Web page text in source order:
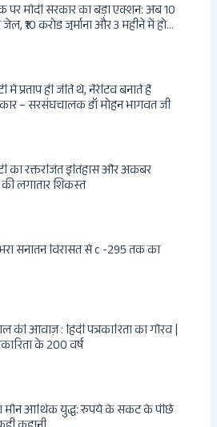
पर मोदी सरकार का बड़ा एक्शन: अब 10
₹10 करोड़ जुर्माना और 3 महीने में होगा
में प्रताप ही जीते थे, नैरेटिव बनाते हैं
– सरसंघचालक डॉ मोहन भागवत जी
का रक्तरंजित इतिहास और अकबर
लगातार शिकस्त
सनातन विरासत से c -295 तक का
की आवाज़ : हिंदी पत्रकारिता का गौरव |
के 200 वर्ष
मौन आर्थिक युद्ध: रुपये के संकट के पीछे